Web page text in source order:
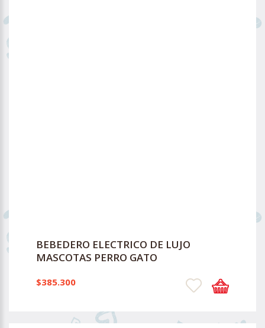
BEBEDERO ELECTRICO DE LUJO
MASCOTAS PERRO GATO
$385.300